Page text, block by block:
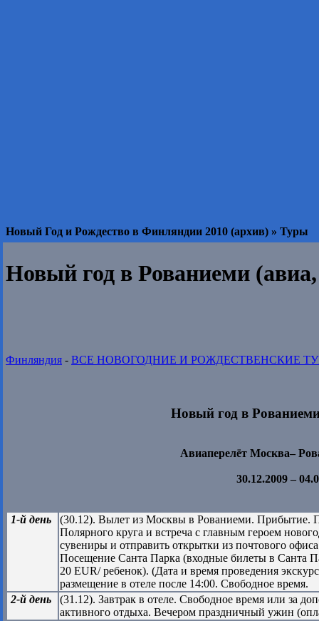
Новый Год и Рождество в Финляндии 2010 (архив) » Туры
Новый год в Рованиеми
Финляндия - ВСЕ НОВОГОДНИЕ И РОЖДЕСТВЕНСКИЕ
Новый год в
Авиаперелёт Москва–
30.12.2009 –
1-й день
(30.12). Вылет из Москвы в Рованиеми. Прибытие.
Полярного круга и встреча с главным героем
сувениры и отправить открытки из почтового
Посещение Санта Парка (входные билеты в Санта
20 EUR/ ребенок). (Дата и время проведения
размещение в отеле после 14:00. Свободное время.
2-й день
(31.12). Завтрак в отеле. Свободное время или за
активного отдыха. Вечером праздничный ужин